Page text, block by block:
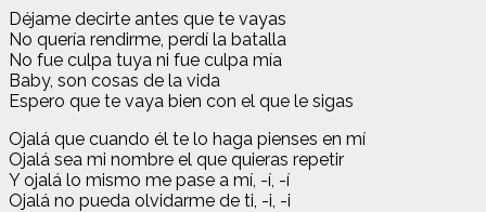
Déjame decirte antes que te vayas
No quería rendirme, perdí la batalla
No fue culpa tuya ni fue culpa mía
Baby, son cosas de la vida
Espero que te vaya bien con el que le sigas
Ojalá que cuando él te lo haga pienses en mí
Ojalá sea mi nombre el que quieras repetir
Y ojalá lo mismo me pase a mí, -í, -í
Ojalá no pueda olvidarme de ti, -i, -i